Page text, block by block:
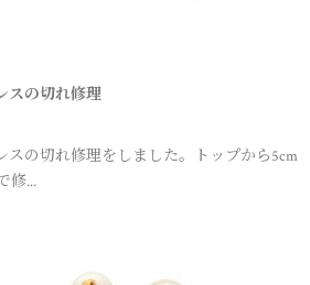
スの切れ修理
スの切れ修理をしました。トップから5cm
修...